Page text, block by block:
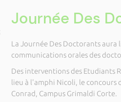
Journée Des
La Journée Des Doctorants aura
communications orales des
Des interventions des Etudiants
lieu à l'amphi Nicoli, le concours
Conrad, Campus Grimaldi Corte.